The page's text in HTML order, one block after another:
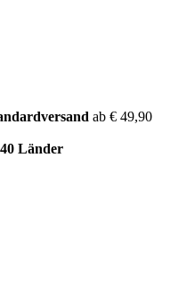
ab € 49,90
Länder